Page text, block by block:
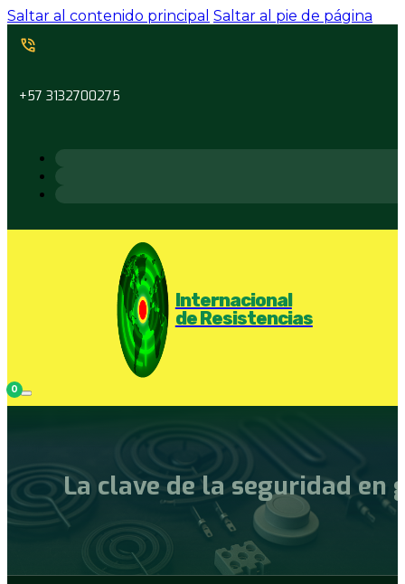
Saltar al contenido principal Saltar al pie de página
+57 3132700275
Internacional
de Resistencias
0
La clave de la seguridad